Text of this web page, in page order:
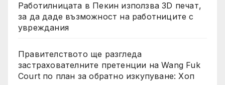
Работилницата в Пекин използва 3D печат,
за да даде възможност на работниците с
увреждания
Правителството ще разгледа
застрахователните претенции на Wang Fuk
Court по план за обратно изкупуване: Хоп